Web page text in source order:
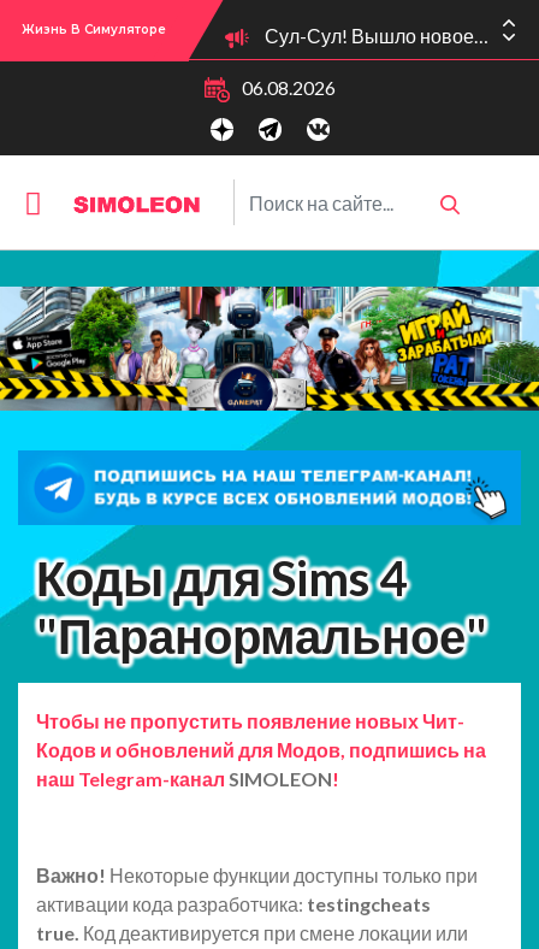
Жизнь В Симуляторе Сул-Сул! Вышло новое обновлении версии игры: 1.119.96.1030 (ПК)! 1.119.96.1230 (Mac)! 2.22 (ИП)!
06.08.2026
Коды для Sims 4
"Паранормальное"
Чтобы не пропустить появление новых Чит-
Кодов и обновлений для Модов, подпишись на
наш Telegram-канал SIMOLEON!
Важно! Некоторые функции доступны только при
активации кода разработчика: testingcheats
true. Код деактивируется при смене локации или